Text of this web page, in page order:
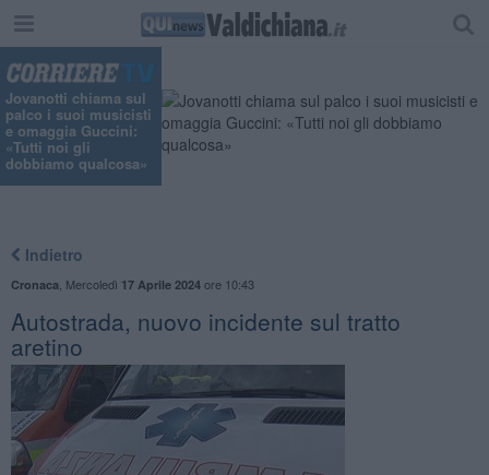
Jovanotti chiama sul
palco i suoi musicisti
e omaggia Guccini:
«Tutti noi gli
dobbiamo qualcosa»
Indietro
Cronaca Mercoledì 17 Aprile 2024ore 10:43
Autostrada, nuovo incidente sul tratto
aretino